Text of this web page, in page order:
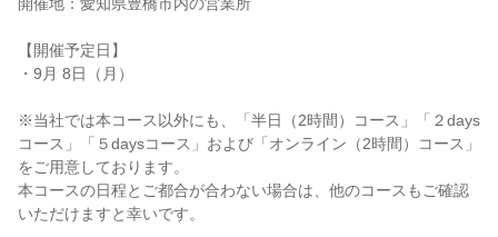
【開催予定日】
・9月 8日（月）
※当社では本コース以外にも、「半日（2時間）コース」「２days
コース」「５daysコース」および「オンライン（2時間）コース」
をご用意しております。
本コースの日程とご都合が合わない場合は、他のコースもご確認
いただけますと幸いです。